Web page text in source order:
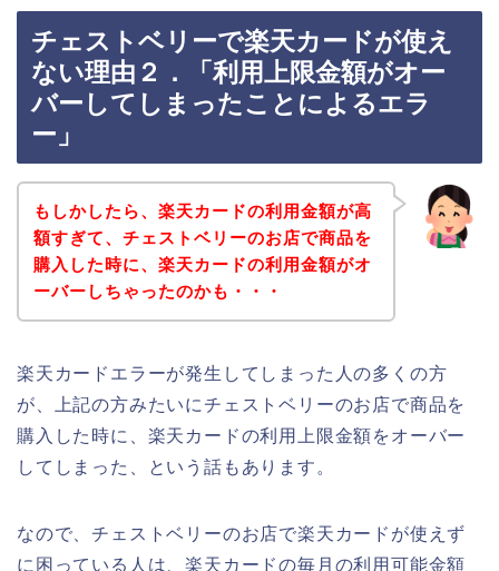
チェストベリーで楽天カードが使え
ない理由２．「利用上限金額がオー
バーしてしまったことによるエラ
ー」
もしかしたら、楽天カードの利用金額が高
額すぎて、チェストベリーのお店で商品を
購入した時に、楽天カードの利用金額がオ
ーバーしちゃったのかも・・・
楽天カードエラーが発生してしまった人の多くの方
が、上記の方みたいにチェストベリーのお店で商品を
購入した時に、楽天カードの利用上限金額をオーバー
してしまった、という話もあります。
なので、チェストベリーのお店で楽天カードが使えず
に困っている人は、楽天カードの毎月の利用可能金額